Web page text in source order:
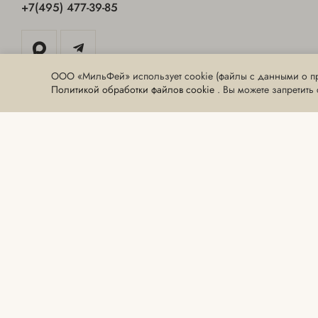
+7(495) 477-39-85
ООО «МильФей» использует cookie (файлы с данными о
Политикой обработки файлов cookie . Вы можете